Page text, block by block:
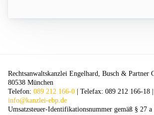
Rechtsanwaltskanzlei Engelhard, Busch & Partner
80538 München
Telefon: 089 212 166-0 | Telefax: 089 212 166-18
info@kanzlei-ebp.de
Umsatzsteuer-Identifikationsnummer gemäß § 27